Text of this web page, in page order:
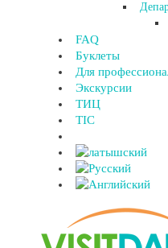
FAQ
Буклеты
Для
Экскурсии
ТИЦ
TIC